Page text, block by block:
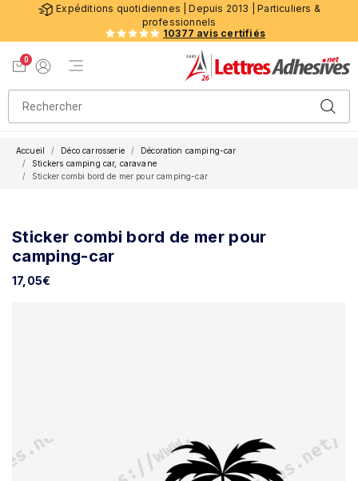
Expéditions quotidiennes | Depuis 2013 | Particuliers &
professionnels
10377 avis certifiés
0
Menu de navigation
Accueil Déco carrosserie
Décoration camping-car
Stickers camping car, caravane
Sticker combi bord de mer pour camping-car
Sticker combi bord de mer pour
camping-car
17,05€